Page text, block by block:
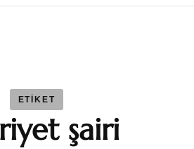
ETIKET
şairi